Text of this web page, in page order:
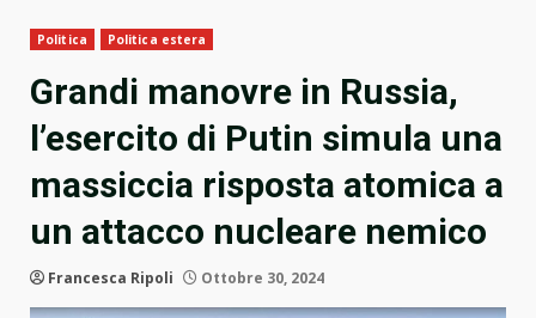
Politica Politica estera
Grandi manovre in Russia,
l’esercito di Putin simula una
massiccia risposta atomica a
un attacco nucleare nemico
Francesca Ripoli Ottobre 30, 2024